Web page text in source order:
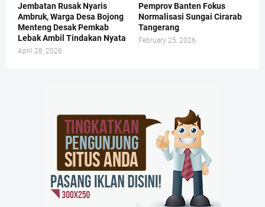
Jembatan Rusak Nyaris
Ambruk, Warga Desa Bojong
Menteng Desak Pemkab
Lebak Ambil Tindakan Nyata
April 28, 2026
Pemprov Banten Fokus
Normalisasi Sungai Cirarab
Tangerang
February 25, 2026